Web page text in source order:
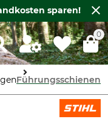
sparen!
0
Führungsschienen